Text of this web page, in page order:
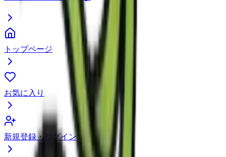
トップページ
お気に入り
新規登録・ログイン